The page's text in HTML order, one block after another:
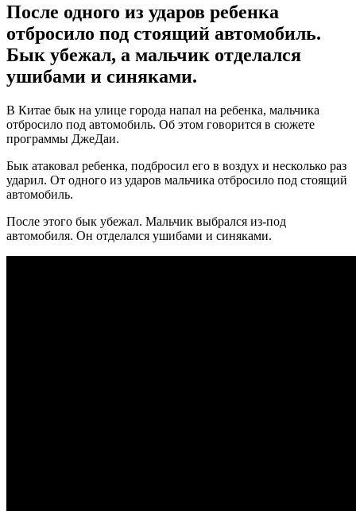
После одного из ударов ребенка
отбросило под стоящий автомобиль.
Бык убежал, а мальчик отделался
ушибами и синяками.
В Китае бык на улице города напал на ребенка, мальчика
отбросило под автомобиль. Об этом говорится в сюжете
программы ДжеДаи.
Бык атаковал ребенка, подбросил его в воздух и несколько раз
ударил. От одного из ударов мальчика отбросило под стоящий
автомобиль.
После этого бык убежал. Мальчик выбрался из-под
автомобиля. Он отделался ушибами и синяками.